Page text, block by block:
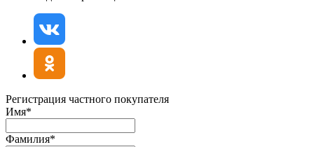
Регистрация частного покупателя
Имя*
Фамилия*